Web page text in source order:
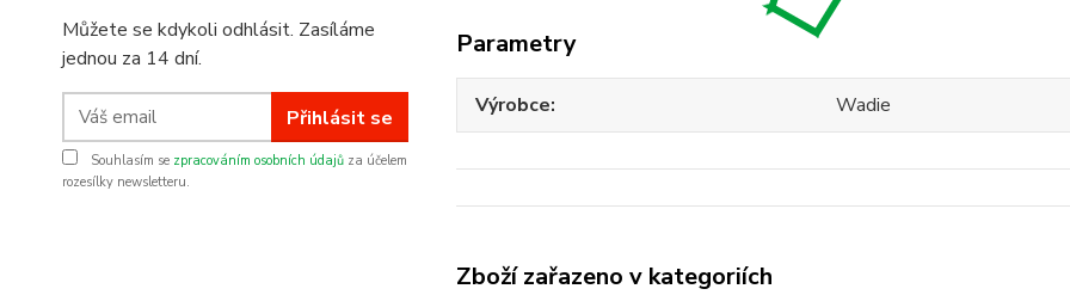
Můžete se kdykoli odhlásit. Zasíláme
jednou za 14 dní.
Přihlásit se
Souhlasím se zpracováním osobních údajů za účelem
rozesílky newsletteru.
Parametry
Výrobce Wadie
Zboží zařazeno v kategoriích